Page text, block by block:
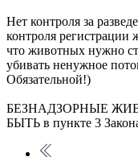
Нет контроля за
контроля
что животных нужно
убивать ненужное
Обязательной!)
БЕЗНАДЗОРНЫЕ
БЫТЬ в пункте 3